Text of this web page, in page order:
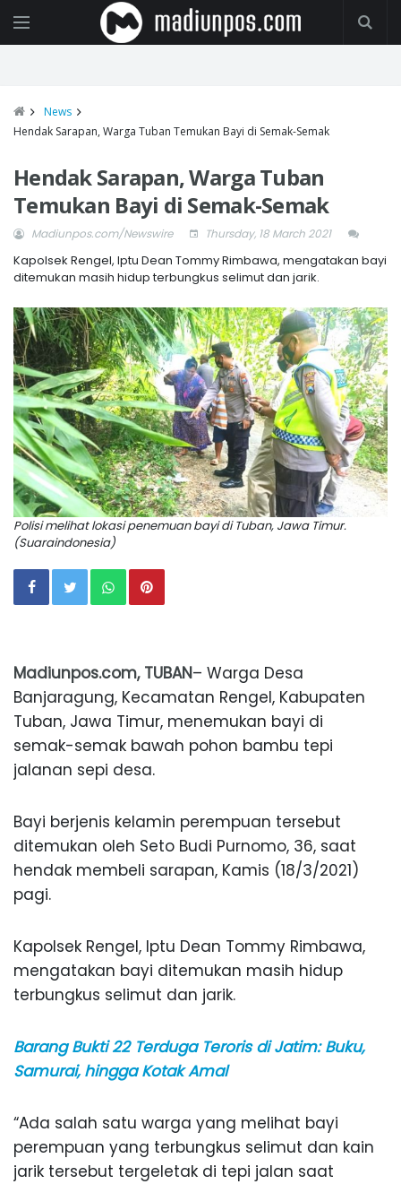
News
Hendak Sarapan, Warga Tuban Temukan Bayi di Semak-Semak
Hendak Sarapan, Warga Tuban
Temukan Bayi di Semak-Semak
Madiunpos.com/Newswire Thursday, 18 March 2021
Kapolsek Rengel, Iptu Dean Tommy Rimbawa, mengatakan bayi
ditemukan masih hidup terbungkus selimut dan jarik.
Polisi melihat lokasi penemuan bayi di Tuban, Jawa Timur.
(Suaraindonesia)
Madiunpos.com, TUBAN– Warga Desa
Banjaragung, Kecamatan Rengel, Kabupaten
Tuban, Jawa Timur, menemukan bayi di
semak-semak bawah pohon bambu tepi
jalanan sepi desa.
Bayi berjenis kelamin perempuan tersebut
ditemukan oleh Seto Budi Purnomo, 36, saat
hendak membeli sarapan, Kamis (18/3/2021)
pagi.
Kapolsek Rengel, Iptu Dean Tommy Rimbawa,
mengatakan bayi ditemukan masih hidup
terbungkus selimut dan jarik.
Barang Bukti 22 Terduga Teroris di Jatim: Buku,
Samurai, hingga Kotak Amal
“Ada salah satu warga yang melihat bayi
perempuan yang terbungkus selimut dan kain
jarik tersebut tergeletak di tepi jalan saat